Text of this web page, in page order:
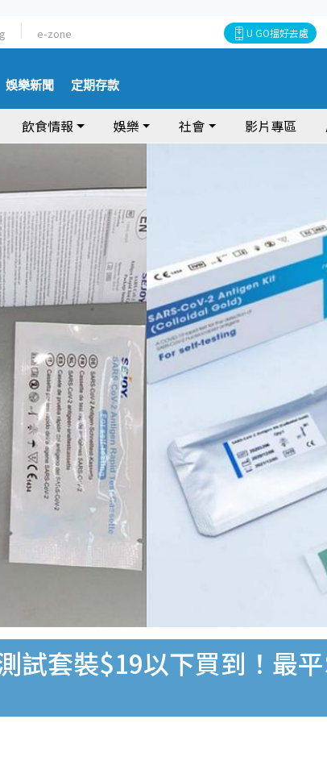
e-zone U GO搵好去處
娛樂新聞 定期存款
飲食情報 娛樂 社會 影片專區
試套裝$19以下買到！最